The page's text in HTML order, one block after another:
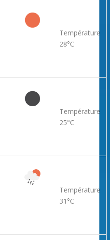
Température
28°C
Température
25°C
Température
31°C